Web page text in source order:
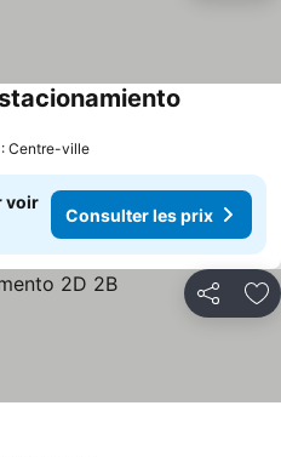
: Centre-ville
voir
Consulter les prix
Partager